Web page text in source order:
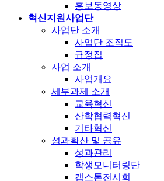
홍보동영상
혁신지원사업단
사업단 소개
사업단 조직도
규정집
사업 소개
사업개요
세부과제 소개
교육혁신
산학협력혁신
기타혁신
성과확산 및 공유
성과관리
학생모니터링단
캡스톤전시회